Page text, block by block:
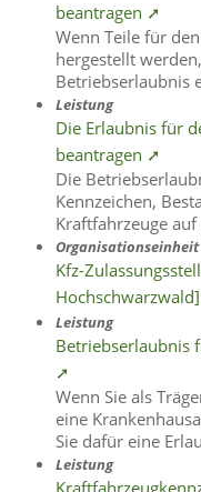
beantragen ➚
Wenn Teile für
hergestellt
Betriebserlaubnis
Leistung
Die Erlaubnis für
beantragen ➚
Die
Kennzeichen,
Kraftfahrzeuge
Organisationseinheit
Kfz-
Leistung
Betriebserlaubnis
➚
Wenn Sie als
eine
Sie dafür eine
Leistung